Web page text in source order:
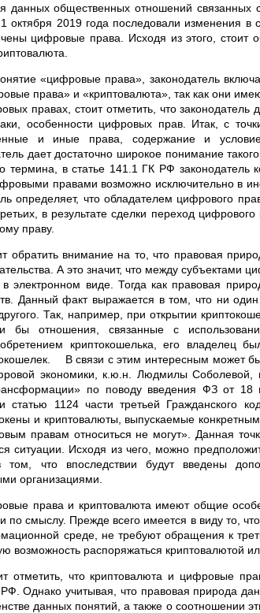
данных общественных отношений связанных
октября 2019 года последовали изменения
цифровые права. Исходя из этого, стоит
«цифровые права», законодатель
права» и «криптовалюта», так как они
правах, стоит отметить, что
особенности цифровых прав. Итак, с
и иные права, содержание и
дает достаточно широкое понимание
термина, в статье 141.1 ГК РФ законодатель
правами возможно исключительно в
определяет, что обладателем цифрового
в результате сделки переход
праву.
обратить внимание на то, что правовая
А это значит, что между субъектами
электронном виде. Тогда как правовая
Данный факт выражается в том, что ни
Так, например, при открытии
бы отношения, связанные с
криптокошелька, его владелец
В связи с этим интересным может
экономики, к.ю.н. Людмилы
по поводу введения ФЗ от
1124 части третьей Гражданского
и криптовалюты, выпускаемые
правам относиться не могут». Данная
ситуации. Исходя из чего, можно
что впоследствии будут введены
организациями.
права и криптовалюта имеют общие
смыслу. Прежде всего имеется в виду то,
среде, не требуют обращения к
возможность распоряжаться криптовалютой
отметить, что криптовалюта и цифровые
Однако учитывая, что правовая природа
данных понятий, а также о соотношении